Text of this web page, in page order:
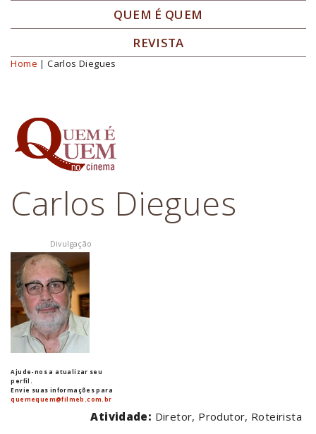
QUEM É QUEM
REVISTA
Você está aqui
Home | Carlos Diegues
Carlos Diegues
Divulgação
Ajude-nos a atualizar seu
perfil.
Envie suas informações para
quemequem@filmeb.com.br
Atividade: Diretor, Produtor, Roteirista